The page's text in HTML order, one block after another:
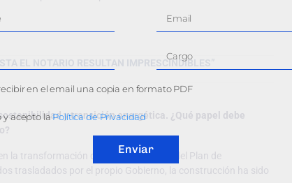
EL NOTARIO RESULTAN IMPRESCINDIBLES”
y transición energética. ¿Qué papel debe
la transformación de España a través del Plan de
trasladados por el propio Gobierno, la construcción ha sido
en el email una copia en formato PDF
y acepto laPolítica de Privacidad
Enviar